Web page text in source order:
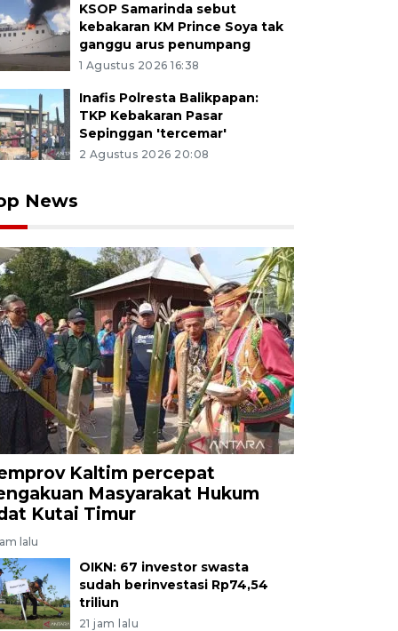
KSOP Samarinda sebut
kebakaran KM Prince Soya tak
ganggu arus penumpang
1 Agustus 2026 16:38
Inafis Polresta Balikpapan:
TKP Kebakaran Pasar
Sepinggan 'tercemar'
2 Agustus 2026 20:08
News
Kaltim percepat
Masyarakat Hukum
Kutai Timur
lalu
OIKN: 67 investor swasta
sudah berinvestasi Rp74,54
triliun
21 jam lalu